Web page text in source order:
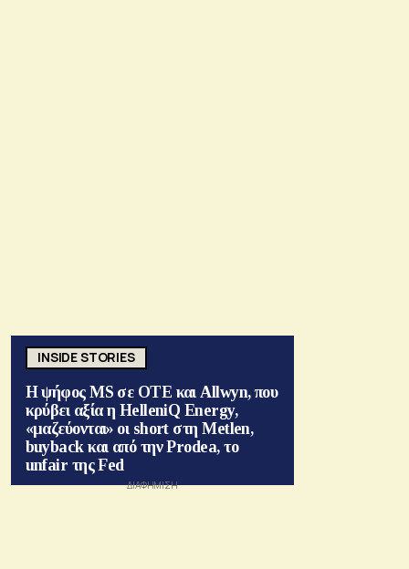
INSIDE STORIES
Η ψήφος MS σε ΟΤΕ και Allwyn, που
κρύβει αξία η HelleniQ Energy,
«μαζεύονται» οι short στη Metlen,
buyback και από την Prodea, το
unfair της Fed